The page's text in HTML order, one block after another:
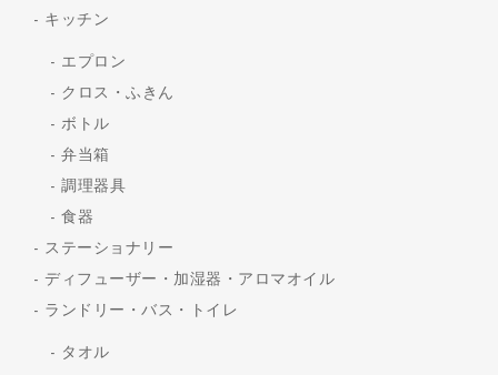
キッチン
エプロン
クロス・ふきん
ボトル
弁当箱
調理器具
食器
ステーショナリー
ディフューザー・加湿器・アロマオイル
ランドリー・バス・トイレ
タオル